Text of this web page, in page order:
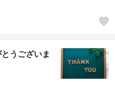
うございま